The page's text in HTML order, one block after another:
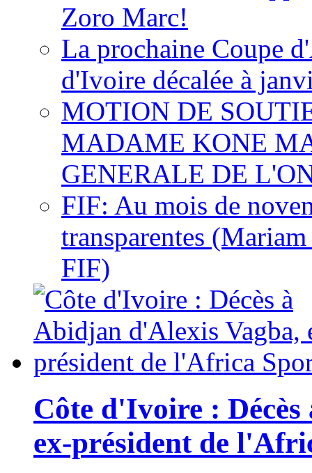
Zoro Marc!
La prochaine Coupe
d'Ivoire décalée à
MOTION DE
MADAME KONE
GENERALE DE
FIF: Au mois de
transparentes
FIF)
Côte d'Ivoire :
ex-président de